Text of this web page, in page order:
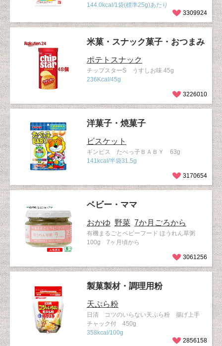
144.0kcal/1袋(標準25g)あたり
3309924
米菓・スナック菓子・おつまみ
ポテトスナック
チップスターS うすしお味 45g
236Kcal/45g
3226010
洋菓子・焼菓子
ビスケット
ギンビス たべっ子ＢＡＢＹ 63g
141kcal/半袋31.5g
3170654
ベビー・ママ
おかゆ 野菜 7か月ごろから
有機まるごとベビーフード ほうれん草粥
100g 7ヶ月頃から
3061256
製菓製材・調理用粉
天ぷら粉
日清 コツのいらない天ぷら粉 揚げ上手
チャック付 450g
358kcal/100g
2856158